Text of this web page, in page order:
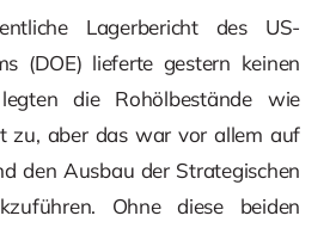
Lagerbericht des US-
(DOE) lieferte gestern keinen
die Rohölbestände wie
zu, aber das war vor allem auf
den Ausbau der Strategischen
Ohne diese beiden